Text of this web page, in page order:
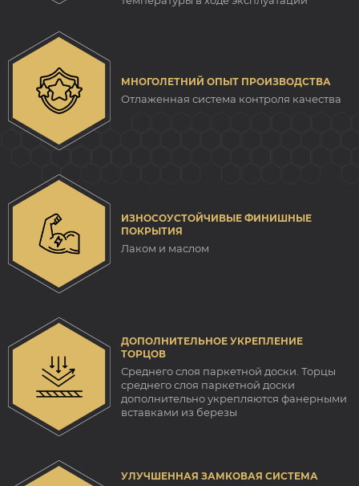
МНОГОЛЕТНИЙ ОПЫТ ПРОИЗВОДСТВА
Отлаженная система контроля качества
ИЗНОСОУСТОЙЧИВЫЕ ФИНИШНЫЕ
ПОКРЫТИЯ
Лаком и маслом
ДОПОЛНИТЕЛЬНОЕ УКРЕПЛЕНИЕ
ТОРЦОВ
Среднего слоя паркетной доски. Торцы
среднего слоя паркетной доски
дополнительно укрепляются фанерными
вставками из березы
УЛУЧШЕННАЯ ЗАМКОВАЯ СИСТЕМА